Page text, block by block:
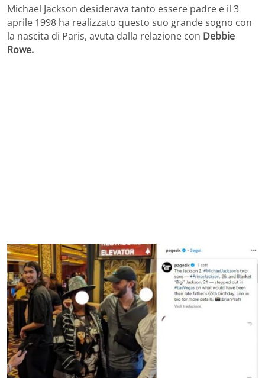
Michael Jackson desiderava tanto essere padre e il 3
aprile 1998 ha realizzato questo suo grande sogno con
la nascita di Paris, avuta dalla relazione con Debbie
Rowe.